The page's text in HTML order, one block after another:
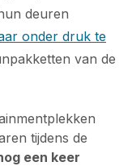
deuren
onder druk te
van de
tijdens de
een keer